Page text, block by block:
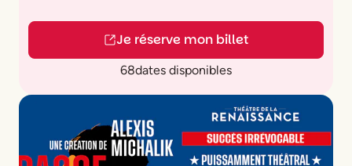
Je réserve mon billet
68dates disponibles